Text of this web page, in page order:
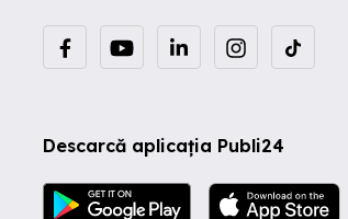
Descarcă aplicația Publi24